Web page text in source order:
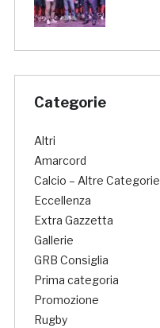
Categorie
Altri
Amarcord
Calcio – Altre Categorie
Eccellenza
Extra Gazzetta
Gallerie
GRB Consiglia
Prima categoria
Promozione
Rugby